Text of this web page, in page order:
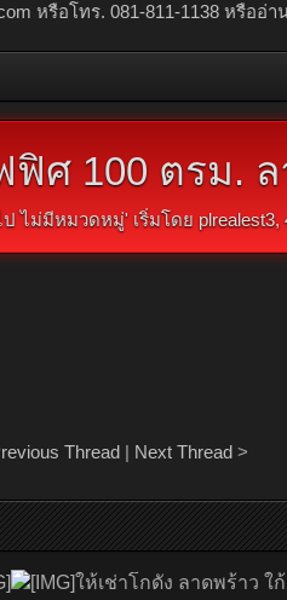
หรือโทร. 081-811-1138 หรืออ่
ฟิศ 100 ตรม.
ป ไม่มีหมวดหมู่' เริ่มโดย plrealest3,
Thread| Next Thread>
ให้เช่าโกดัง ลาดพร้าว ใ